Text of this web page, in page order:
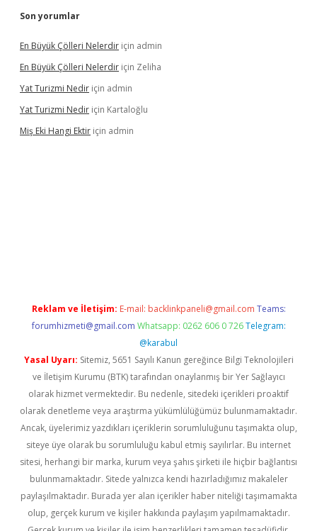
Son yorumlar
En Büyük Çölleri Nelerdir için admin
En Büyük Çölleri Nelerdir için Zeliha
Yat Turizmi Nedir için admin
Yat Turizmi Nedir için Kartaloğlu
Miş Eki Hangi Ektir için admin
Reklam ve İletişim: E-mail: backlinkpaneli@gmail.com Teams:
forumhizmeti@gmail.com Whatsapp: 0262 606 0 726 Telegram:
@karabul
Yasal Uyarı: Sitemiz, 5651 Sayılı Kanun gereğince Bilgi Teknolojileri
ve İletişim Kurumu (BTK) tarafından onaylanmış bir Yer Sağlayıcı
olarak hizmet vermektedir. Bu nedenle, sitedeki içerikleri proaktif
olarak denetleme veya araştırma yükümlülüğümüz bulunmamaktadır.
Ancak, üyelerimiz yazdıkları içeriklerin sorumluluğunu taşımakta olup,
siteye üye olarak bu sorumluluğu kabul etmiş sayılırlar. Bu internet
sitesi, herhangi bir marka, kurum veya şahıs şirketi ile hiçbir bağlantısı
bulunmamaktadır. Sitede yalnızca kendi hazırladığımız makaleler
paylaşılmaktadır. Burada yer alan içerikler haber niteliği taşımamakta
olup, gerçek kurum ve kişiler hakkında paylaşım yapılmamaktadır.